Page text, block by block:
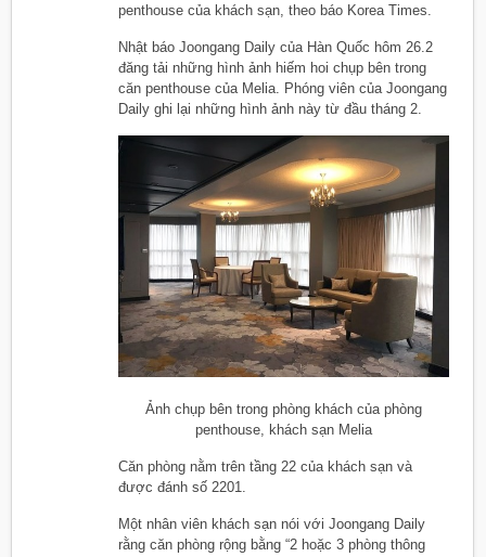
penthouse của khách sạn, theo báo Korea Times.
Nhật báo Joongang Daily của Hàn Quốc hôm 26.2
đăng tải những hình ảnh hiếm hoi chụp bên trong
căn penthouse của Melia. Phóng viên của Joongang
Daily ghi lại những hình ảnh này từ đầu tháng 2.
Ảnh chụp bên trong phòng khách của phòng
penthouse, khách sạn Melia
Căn phòng nằm trên tầng 22 của khách sạn và
được đánh số 2201.
Một nhân viên khách sạn nói với Joongang Daily
rằng căn phòng rộng bằng “2 hoặc 3 phòng thông